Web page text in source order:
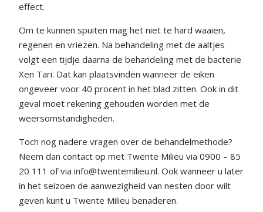
effect.
Om te kunnen spuiten mag het niet te hard waaien,
regenen en vriezen. Na behandeling met de aaltjes
volgt een tijdje daarna de behandeling met de bacterie
Xen Tari. Dat kan plaatsvinden wanneer de eiken
ongeveer voor 40 procent in het blad zitten. Ook in dit
geval moet rekening gehouden worden met de
weersomstandigheden.
Toch nog nadere vragen over de behandelmethode?
Neem dan contact op met Twente Milieu via 0900 – 85
20 111 of via info@twentemilieu.nl. Ook wanneer u later
in het seizoen de aanwezigheid van nesten door wilt
geven kunt u Twente Milieu benaderen.